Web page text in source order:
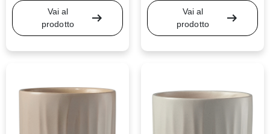
Vai al
prodotto
arrow_right_alt
Vai al
prodotto
arrow_right_alt